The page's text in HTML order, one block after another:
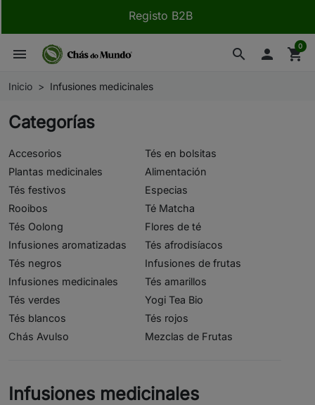
Registo B2B
search
menu  shopping_cart
0
Inicio Infusiones medicinales
Categorías
Accesorios
Tés en bolsitas
Plantas medicinales
Alimentación
Tés festivos
Especias
Rooibos
Té Matcha
Tés Oolong
Flores de té
Infusiones aromatizadas
Tés afrodisíacos
Tés negros
Infusiones de frutas
Infusiones medicinales
Tés amarillos
Tés verdes
Yogi Tea Bio
Tés blancos
Tés rojos
Chás Avulso
Mezclas de Frutas
Infusiones medicinales